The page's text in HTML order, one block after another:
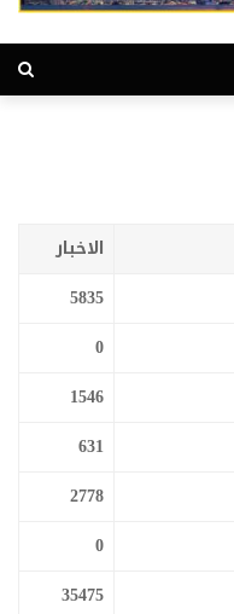
الاخبار
5835
0
1546
631
2778
0
35475